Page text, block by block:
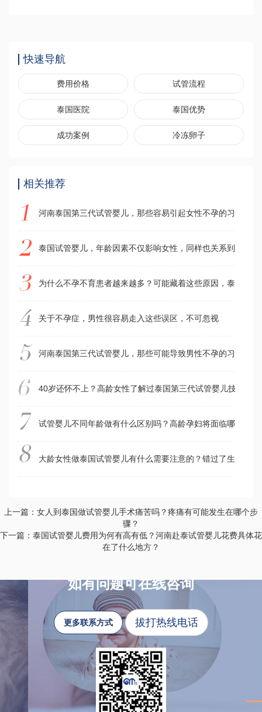
快速导航
费用价格 试管流程
泰国医院 泰国优势
成功案例 冷冻卵子
相关推荐
河南泰国第三代试管婴儿，那些容易引起女性不孕的习惯，看
泰国试管婴儿，年龄因素不仅影响女性，同样也关系到男性
为什么不孕不育患者越来越多？可能藏着这些原因，泰国试
关于不孕症，男性很容易走入这些误区，不可忽视
河南泰国第三代试管婴儿，那些可能导致男性不孕的习惯有
40岁还怀不上？高龄女性了解过泰国第三代试管婴儿技术吗
试管婴儿不同年龄做有什么区别吗？高龄孕妇将面临哪些难题
大龄女性做泰国试管婴儿有什么需要注意的？错过了生育年
上一篇：女人到泰国做试管婴儿手术痛苦吗？疼痛有可能发生在哪个步
骤？
下一篇：泰国试管婴儿费用为何有高有低？河南赴泰试管婴儿花费具体花
在了什么地方？
如有问题可在线咨询
更多联系方式 拔打热线电话